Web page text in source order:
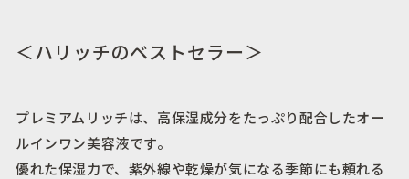
＜ハリッチのベストセラー＞
プレミアムリッチは、高保湿成分をたっぷり配合したオー
ルインワン美容液です。
優れた保湿力で、紫外線や乾燥が気になる季節にも頼れる